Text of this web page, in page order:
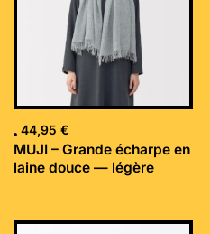
44,95 €
MUJI – Grande écharpe en
laine douce — légère